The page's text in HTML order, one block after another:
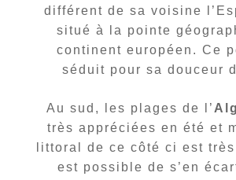
différent de sa voisine
situé à la pointe
continent européen. Ce
séduit pour sa douceur
Au sud, les plages de l’
très appréciées en été et
littoral de ce côté ci est
est possible de s’en